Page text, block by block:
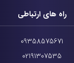
راه های ارتباطی
09358575671
02191307535